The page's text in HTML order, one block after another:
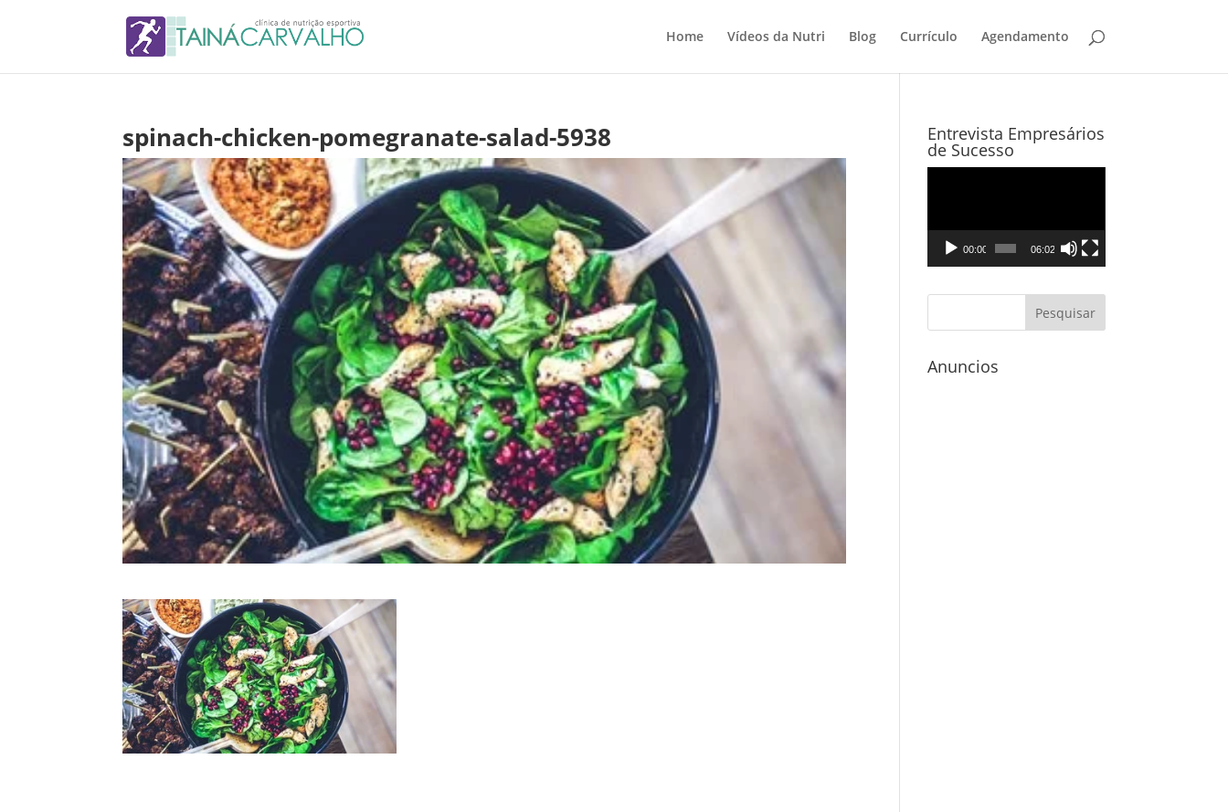
Home Vídeos da Nutri Blog Currículo Agendamento
spinach-chicken-pomegranate-salad-5938 Entrevista Empresários
de Sucesso
vídeo
00:00 06:02
Anuncios